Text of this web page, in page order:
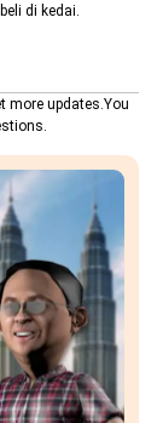
di kedai.
more updates.You